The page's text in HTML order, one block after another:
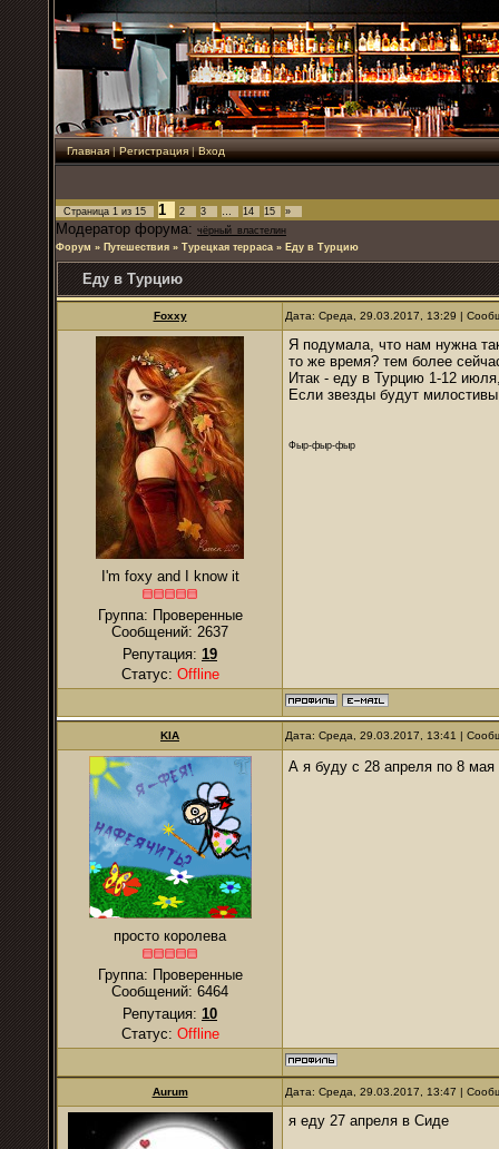
Главная|Регистрация|Вход
Страница 1 из 15 1 2 3 … 14 15 »
Модератор форума: чёрный_властелин
Форум » Путешествия » Турецкая терраса » Еду в Турцию
Еду в Турцию
Foxxy Дата: Среда, 29.03.2017, 13:29 |
I'm foxy and I know it
Группа: Проверенные
Сообщений: 2637
Репутация: 19
Статус: Offline
Я подумала, что нам нужна
то же время? тем более
Итак - еду в Турцию 1-12
Если звезды будут
Фыр-фыр-фыр
KIA Дата: Среда, 29.03.2017, 13:41 |
просто королева
Группа: Проверенные
Сообщений: 6464
Репутация: 10
Статус: Offline
А я буду с 28 апреля по 8
Aurum Дата: Среда, 29.03.2017, 13:47 |
я еду 27 апреля в Сиде